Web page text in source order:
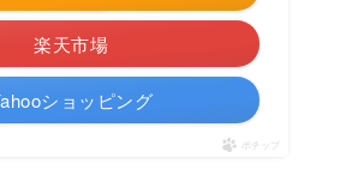
楽天市場
ショッピング
ポチップ